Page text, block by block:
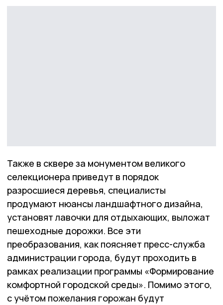
Также в сквере за монументом великого
селекционера приведут в порядок
разросшиеся деревья, специалисты
продумают нюансы ландшафтного дизайна,
установят лавочки для отдыхающих, выложат
пешеходные дорожки. Все эти
преобразования, как поясняет пресс-служба
администрации города, будут проходить в
рамках реализации программы «Формирование
комфортной городской среды». Помимо этого,
с учётом пожелания горожан будут